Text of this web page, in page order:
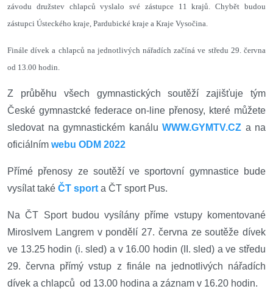
závodu družstev chlapců vyslalo své zástupce 11 krajů. Chybět budou
zástupci Ústeckého kraje, Pardubické kraje a Kraje Vysočina.
Finále dívek a chlapců na jednotlivých nářadích začíná ve středu 29. června
od 13.00 hodin.
Z průběhu všech gymnastických soutěží zajišťuje tým
České gymnastcké federace on-line přenosy, které můžete
sledovat na gymnastickém kanálu WWW.GYMTV.CZ a na
oficiálním webu ODM 2022
Přímé přenosy ze soutěží ve sportovní gymnastice bude
vysílat také ČT sport a ČT sport Pus.
Na ČT Sport budou vysílány příme vstupy komentované
Miroslvem Langrem v pondělí 27. června ze soutěže dívek
ve 13.25 hodin (i. sled) a v 16.00 hodin (II. sled) a ve středu
29. června přímý vstup z finále na jednotlivých nářadích
dívek a chlapců od 13.00 hodina a záznam v 16.20 hodin.